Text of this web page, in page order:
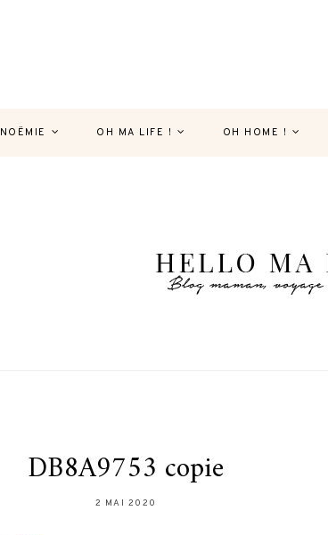
NOËMIE OH MA LIFE ! OH HOME !
DB8A9753 copie
2 MAI 2020